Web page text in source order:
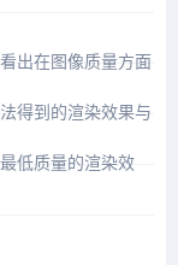
出在图像质量方面
得到的渲染效果与
低质量的渲染效